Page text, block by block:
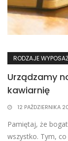
RODZAJE
Urządzamy
kawiarnię
12 PAŹDZIERNIKA
​Pamiętaj, że
wszystko. Tym,